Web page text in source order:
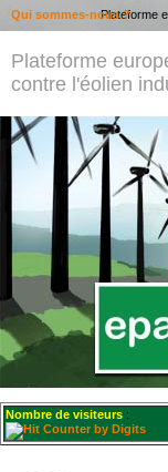
Plateforme
contre l'éolien
Nombre de visiteurs :
Plateforme
Qui sommes-nous ?